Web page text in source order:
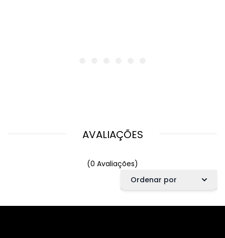
AVALIAÇÕES
(0 Avaliações)
Ordenar por